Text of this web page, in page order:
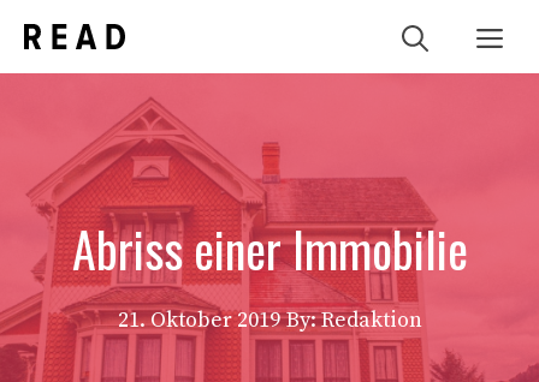
Inhalt
springen
Abriss einer Immobilie
21. Oktober 2019 By: Redaktion